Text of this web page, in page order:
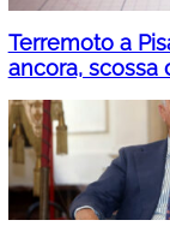
Terremoto a
ancora, scossa